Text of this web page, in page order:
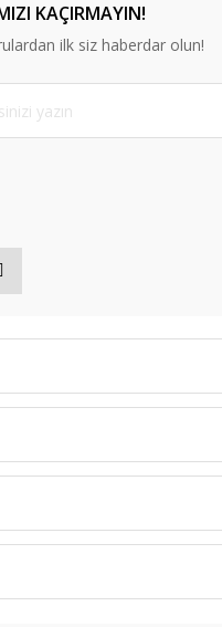
KAÇIRMAYIN!
ilk siz haberdar olun!